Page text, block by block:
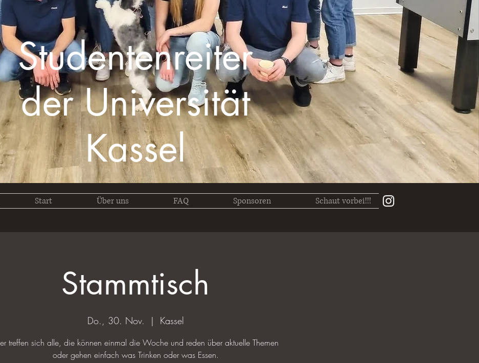
Studentenreiter
der Universität
Kassel
Start Über uns FAQ Sponsoren Schaut vorbei!!!
Stammtisch
Do., 30. Nov.
  |
Kassel
treffen sich alle, die können einmal die Woche und reden über aktuelle Themen
oder gehen einfach was Trinken oder was Essen.